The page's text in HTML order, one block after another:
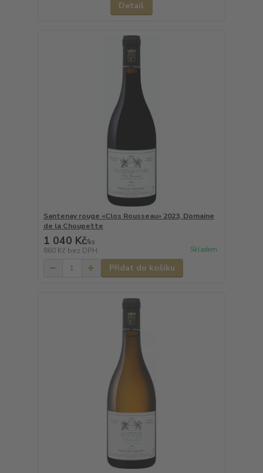
Detail
Santenay rouge «Clos Rousseau» 2023, Domaine
de la Choupette
1 040 Kč/ks
860 Kč bez DPH Skladem
Přidat do košíku